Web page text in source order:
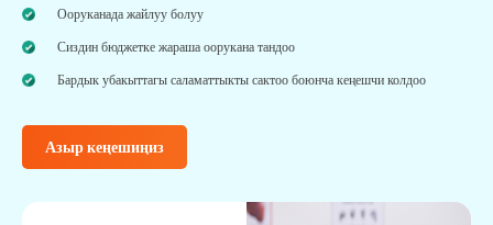
Ооруканада жайлуу болуу
Сиздин бюджетке жараша оорукана тандоо
Бардык убакыттагы саламаттыкты сактоо боюнча кеңешчи колдоо
Азыр кеңешиңиз